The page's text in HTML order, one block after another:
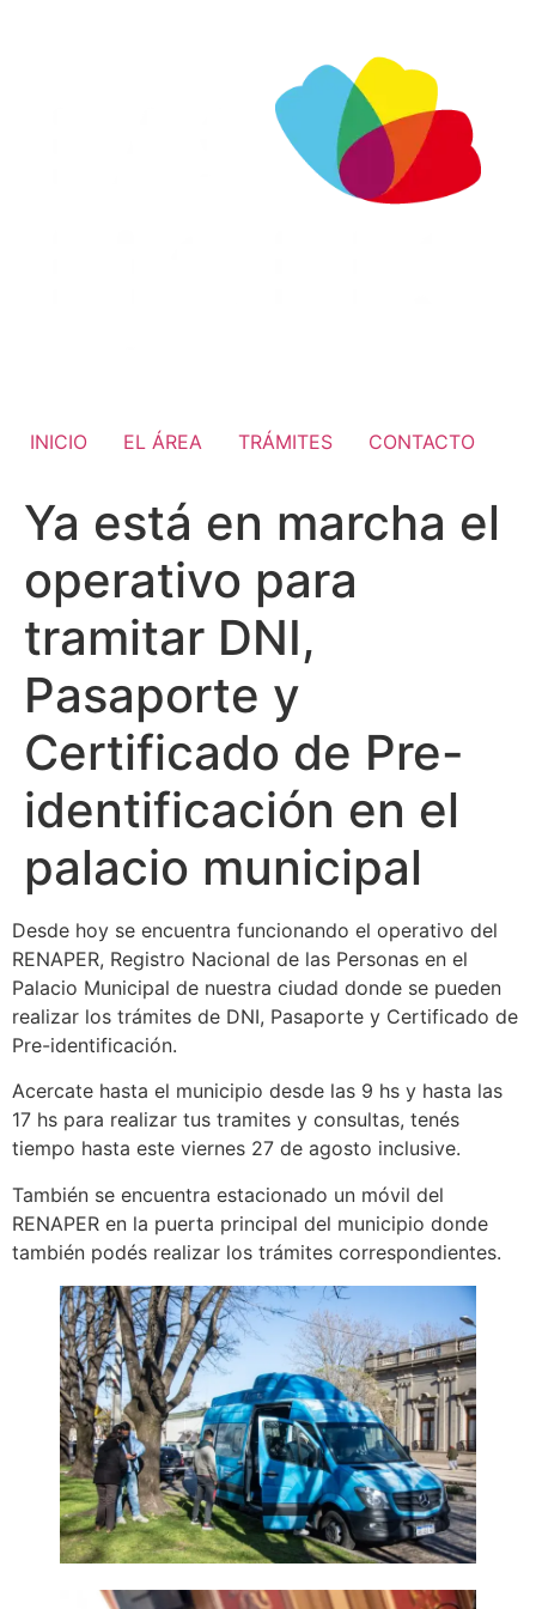
INICIO EL ÁREA TRÁMITES CONTACTO
Ya está en marcha el
operativo para
tramitar DNI,
Pasaporte y
Certificado de Pre-
identificación en el
palacio municipal
Desde hoy se encuentra funcionando el operativo del
RENAPER, Registro Nacional de las Personas en el
Palacio Municipal de nuestra ciudad donde se pueden
realizar los trámites de DNI, Pasaporte y Certificado de
Pre-identificación.
Acercate hasta el municipio desde las 9 hs y hasta las
17 hs para realizar tus tramites y consultas, tenés
tiempo hasta este viernes 27 de agosto inclusive.
También se encuentra estacionado un móvil del
RENAPER en la puerta principal del municipio donde
también podés realizar los trámites correspondientes.